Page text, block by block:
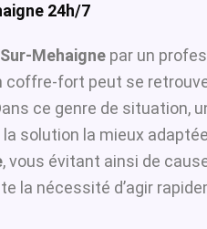
24h/7
Mehaigne par un
fort peut se
ce genre de situation,
solution la mieux
, vous évitant ainsi de
la nécessité d’agir